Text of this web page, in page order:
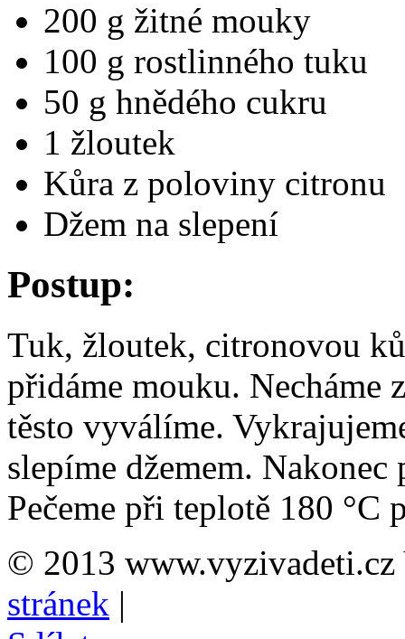
200 g žitné mouky
100 g rostlinného tuku
50 g hnědého cukru
1 žloutek
Kůra z poloviny citronu
Džem na slepení
Postup:
Tuk, žloutek, citronovou
přidáme mouku. Necháme
těsto vyválíme.
slepíme džemem.
Pečeme při teplotě 180 °C
© 2013 www.vyzivadeti.cz
stránek |